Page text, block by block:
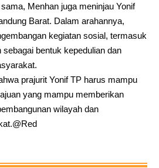
Menhan juga meninjau Yonif
Barat. Dalam arahannya,
kegiatan sosial, termasuk
bentuk kepedulian dan
prajurit Yonif TP harus mampu
yang mampu memberikan
wilayah dan